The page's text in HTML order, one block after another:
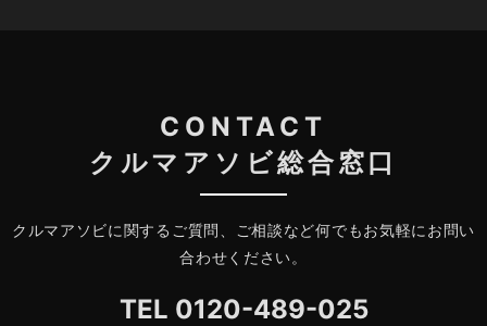
CONTACT
クルマアソビ総合窓口
クルマアソビに関するご質問、ご相談など何でもお気軽にお問い
合わせください。
TEL 0120-489-025